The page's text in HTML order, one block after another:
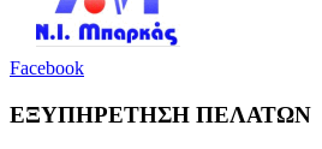
Facebook
ΕΞΥΠΗΡΕΤΗΣΗ ΠΕΛΑΤΩΝ